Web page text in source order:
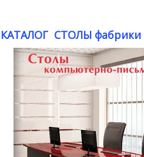
КАТАЛОГ СТОЛЫ фабрики